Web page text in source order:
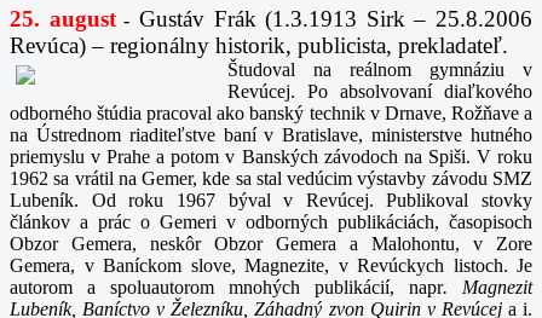
25. august- Gustáv Frák (1.3.1913 Sirk – 25.8.2006
Revúca) – regionálny historik, publicista, prekladateľ.
Študoval na reálnom gymnáziu v
Revúcej. Po absolvovaní diaľkového
odborného štúdia pracoval ako banský technik v Drnave, Rožňave a
na Ústrednom riaditeľstve baní v Bratislave, ministerstve hutného
priemyslu v Prahe a potom v Banských závodoch na Spiši. V roku
1962 sa vrátil na Gemer, kde sa stal vedúcim výstavby závodu SMZ
Lubeník. Od roku 1967 býval v Revúcej. Publikoval stovky
článkov a prác o Gemeri v odborných publikáciách, časopisoch
Obzor Gemera, neskôr Obzor Gemera a Malohontu, v Zore
Gemera, v Baníckom slove, Magnezite, v Revúckych listoch. Je
autorom a spoluautorom mnohých publikácií, napr. Magnezit
Lubeník, Baníctvo v Železníku, Záhadný zvon Quirin v Revúcej a i.